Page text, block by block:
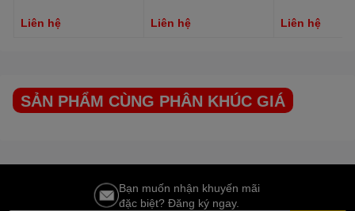
Liên hệ Liên hệ Liên hệ
SẢN PHẨM CÙNG PHÂN KHÚC GIÁ
Bạn muốn nhận khuyến mãi
đặc biệt? Đăng ký ngay.